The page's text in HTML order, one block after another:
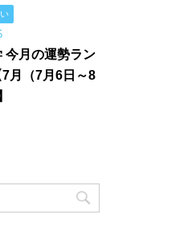
今月の運勢ラン
月（7月6日～8